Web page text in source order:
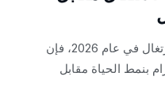
عند مقارنة تأشيرات الإقامة في البرتغال في عام 2026، فإن
بنمط الحياة مقابل